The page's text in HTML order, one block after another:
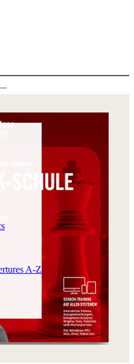
A-Z
Login
PANIER D'ACHATS
0ARTICLE